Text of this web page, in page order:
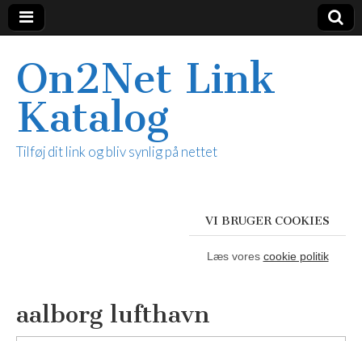
On2Net Link
Katalog
Tilføj dit link og bliv synlig på nettet
VI BRUGER COOKIES
Læs vores cookie politik
aalborg lufthavn